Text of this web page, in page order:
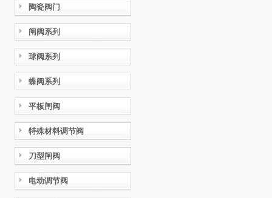
陶瓷阀门
闸阀系列
球阀系列
蝶阀系列
平板闸阀
特殊材料调节阀
刀型闸阀
电动调节阀